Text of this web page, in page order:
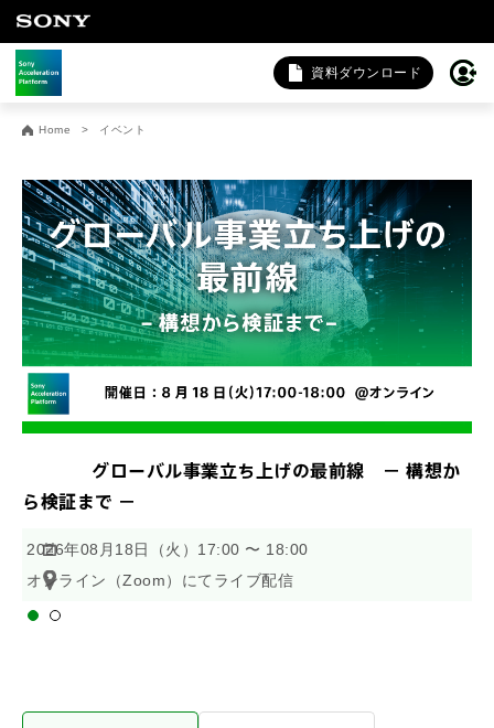
資料ダウンロード
Home イベント
グローバル事業立ち上げの最前線 － 構想か
ら検証まで －
2026年08月18日（火）17:00 〜 18:00
オンライン（Zoom）にてライブ配信
お問い合わせ
法人向けサービスに関するご相談・お問い合わせは以下のボタ
法人お問い合わせ
FAQ&個人お問い合わせは以下のボタンからお願いします。
FAQ & 個人お問い合わせ